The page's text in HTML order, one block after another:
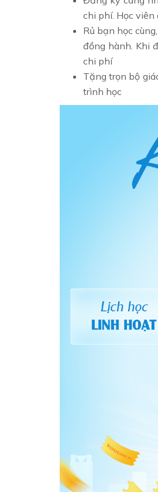
chi phí. Học viên
Rủ bạn học
đồng hành. Khi
chi phí
Tặng trọn bộ
trình học